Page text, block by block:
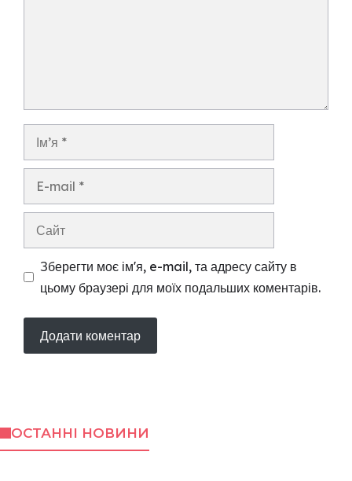
Зберегти моє ім'я, e-mail, та адресу сайту в
цьому браузері для моїх подальших коментарів.
ОСТАННІ НОВИНИ